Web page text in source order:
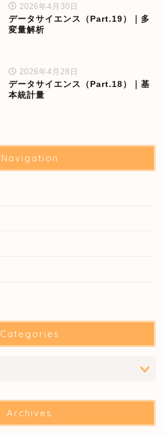
2026年4月30日
データサイエンス（Part.19）｜多
変量解析
2026年4月28日
データサイエンス（Part.18）｜基
本統計量
Navigation
Categories
Archives